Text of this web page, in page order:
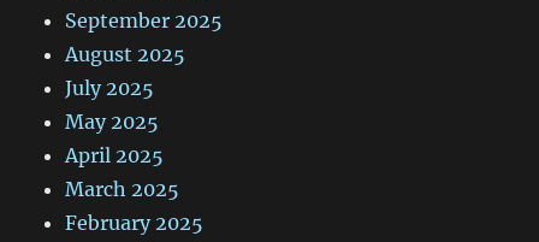
September 2025
August 2025
July 2025
May 2025
April 2025
March 2025
February 2025